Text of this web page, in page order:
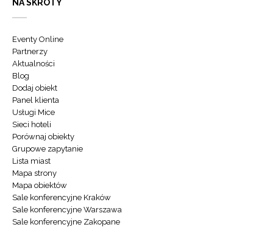
NA SKRÓTY
Eventy Online
Partnerzy
Aktualności
Blog
Dodaj obiekt
Panel klienta
Usługi Mice
Sieci hoteli
Porównaj obiekty
Grupowe zapytanie
Lista miast
Mapa strony
Mapa obiektów
Sale konferencyjne Kraków
Sale konferencyjne Warszawa
Sale konferencyjne Zakopane